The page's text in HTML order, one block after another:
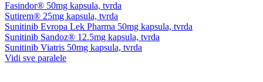
Fasindor® 50mg kapsula, tvrda
Sutirem® 25mg kapsula, tvrda
Sunitinib Evropa Lek Pharma 50mg kapsula, tvrda
Sunitinib Sandoz® 12.5mg kapsula, tvrda
Sunitinib Viatris 50mg kapsula, tvrda
Vidi sve paralele